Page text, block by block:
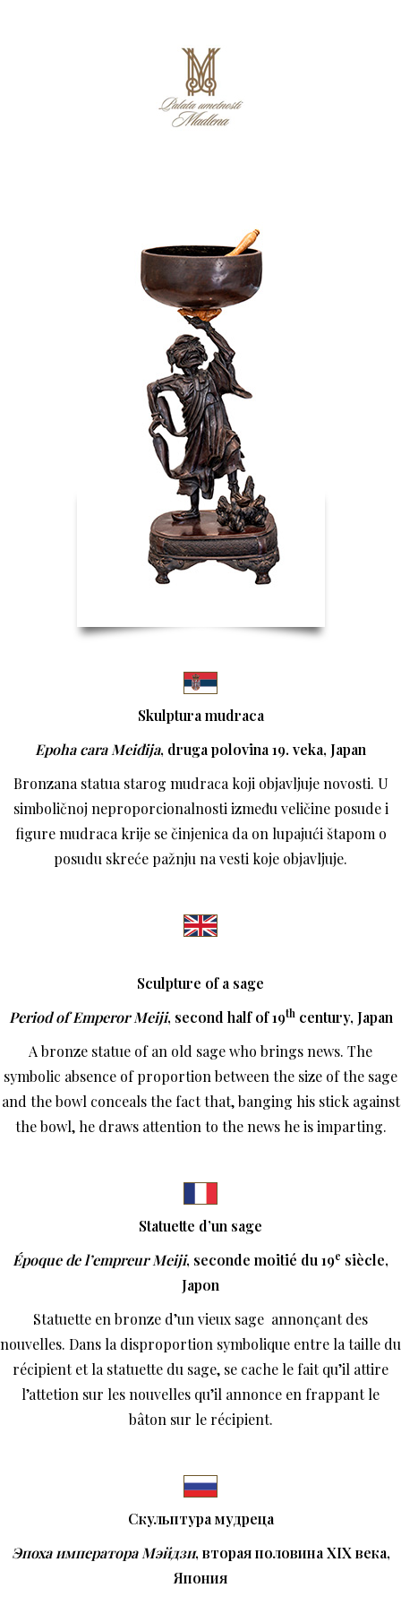
Skulptura mudraca
Epoha cara Meiđija, druga polovina 19. veka, Japan
Bronzana statua starog mudraca koji objavljuje novosti. U
simboličnoj neproporcionalnosti između veličine posude i
figure mudraca krije se činjenica da on lupajući štapom o
posudu skreće pažnju na vesti koje objavljuje.
Sculpture of a sage
Period of Emperor Meiji, second half of 19thcentury, Japan
A bronze statue of an old sage who brings news. The
symbolic absence of proportion between the size of the sage
and the bowl conceals the fact that, banging his stick against
the bowl, he draws attention to the news he is imparting.
Statuette d’un sage
Époque de l’empreur Meiji, seconde moitié du 19e siècle,
Japon
Statuette en bronze d’un vieux sage annonçant des
nouvelles. Dans la disproportion symbolique entre la taille du
récipient et la statuette du sage, se cache le fait qu’il attire
l’attetion sur les nouvelles qu’il annonce en frappant le
bâton sur le récipient.
Скульптура мудреца
Эпоха императора Мэйдзи, вторая половинаXIXвека,
Япония